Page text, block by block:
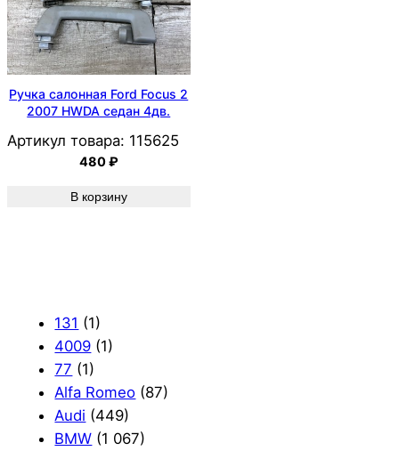
Ручка салонная Ford Focus 2
2007 HWDA седан 4дв.
Артикул товара: 115625
480₽
В корзину
131 (1)
4009 (1)
77 (1)
Alfa Romeo (87)
Audi (449)
BMW (1 067)